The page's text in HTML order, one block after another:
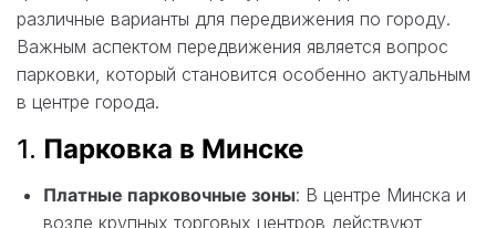
различные варианты для передвижения по городу.
Важным аспектом передвижения является вопрос
парковки, который становится особенно актуальным
в центре города.
1. Парковка в Минске
Платные парковочные зоны: В центре Минска и
возле крупных торговых центров действуют